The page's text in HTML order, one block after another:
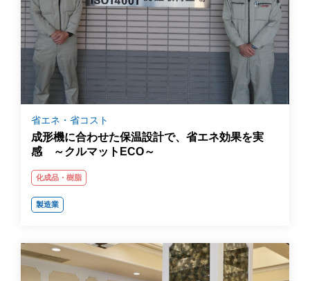
省エネ・省コスト
成形機に合わせた保温設計で、省エネ効果を実
感 ～クルマットECO～
化成品・樹脂
製造業